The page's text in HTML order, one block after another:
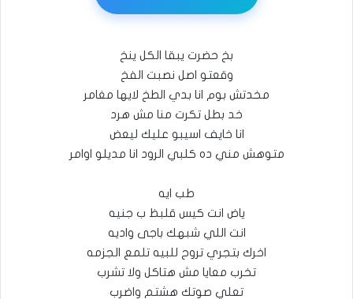
بخ حضرت يبقا الكل ينخ
وقعتو اصل نصبت الفخ
مخدتش بوم انا بدي الطخ لايها مغامر
خد بطل تكرت منا مش هرد
انا خايف اسيبو عليك ليعض
متوهش مني ده كلبي الرود انا مديلو اوامر
طب ايه
ياض انت كيس قلبظ ب جنيه
انت اللي شبهك باجى واديه
اخرك بتجري تروح للبيه تلمع الجزمه
تخرب معايا مش هتاكل ولا تشرب
تعلي صوتك هشتم واضرب